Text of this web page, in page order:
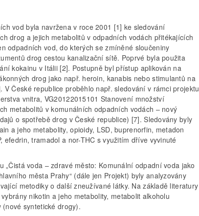
vod byla navržena v roce 2001 [1] ke sledování
drog a jejich metabolitů v odpadních vodách přitékajících
odpadních vod, do kterých se zmíněné sloučeniny
drog cestou kanalizační sítě. Poprvé byla použita
kokainu v Itálii [2]. Postupně byl přístup aplikován na
drog jako např. heroin, kanabis nebo stimulantů na
V České republice proběhlo např. sledování v rámci projektu
vnitra, VG20122015101 Stanovení množství
metabolitů v komunálních odpadních vodách – nový
o spotřebě drog v České republice) [7]. Sledovány byly
a jeho metabolity, opioidy, LSD, buprenorfin, metadon
efedrin, tramadol a nor-THC s využitím dříve vyvinuté
„Čistá voda – zdravé město: Komunální odpadní voda jako
města Prahy“ (dále jen Projekt) byly analyzovány
metodiky o další zneužívané látky. Na základě literatury
nikotin a jeho metabolity, metabolit alkoholu
syntetické drogy).